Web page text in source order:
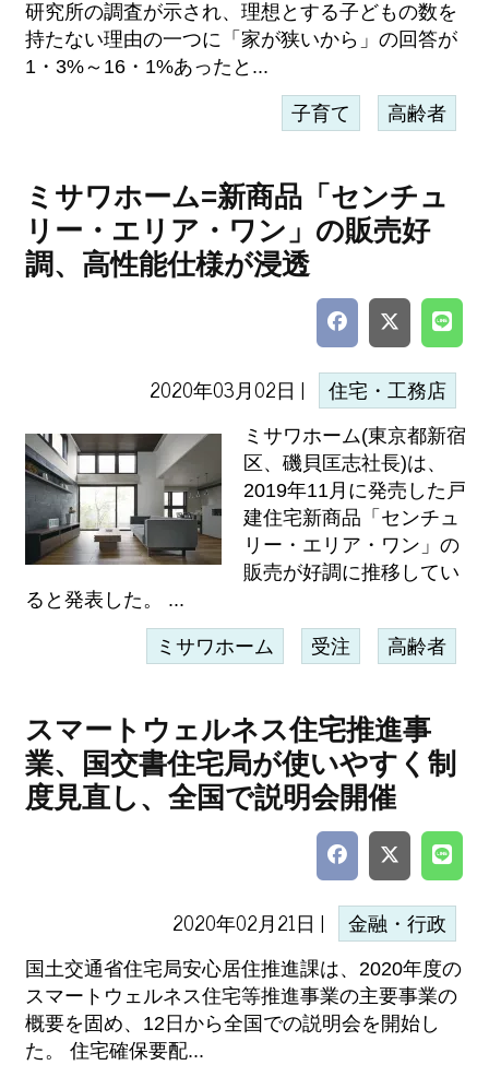
研究所の調査が示され、理想とする子どもの数を
持たない理由の一つに「家が狭いから」の回答が
1・3%～16・1%あったと...
子育て 高齢者
ミサワホーム=新商品「センチュ
リー・エリア・ワン」の販売好
調、高性能仕様が浸透
2020年03月02日 | 住宅・工務店
ミサワホーム(東京都新宿
区、磯貝匡志社長)は、
2019年11月に発売した戸
建住宅新商品「センチュ
リー・エリア・ワン」の
販売が好調に推移してい
ると発表した。 ...
ミサワホーム 受注 高齢者
スマートウェルネス住宅推進事
業、国交書住宅局が使いやすく制
度見直し、全国で説明会開催
2020年02月21日 | 金融・行政
国土交通省住宅局安心居住推進課は、2020年度の
スマートウェルネス住宅等推進事業の主要事業の
概要を固め、12日から全国での説明会を開始し
た。 住宅確保要配...